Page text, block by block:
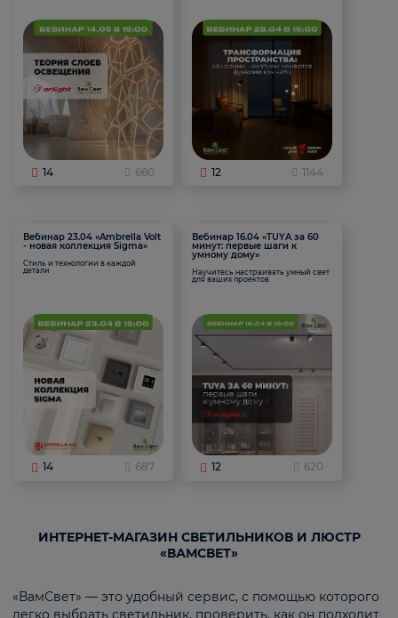
14 660 12 1144
Вебинар 23.04 «Ambrella Volt
- новая коллекция Sigma»
Стиль и технологии в каждой
детали
14 687
Вебинар 16.04 «TUYA за 60
минут: первые шаги к
умному дому»
Научитесь настраивать умный свет
для ваших проектов
12 620
ИНТЕРНЕТ-МАГАЗИН СВЕТИЛЬНИКОВ И ЛЮСТР
«ВАМСВЕТ»
«ВамСвет» — это удобный сервис, с помощью которого
легко выбрать светильник, проверить, как он подходит